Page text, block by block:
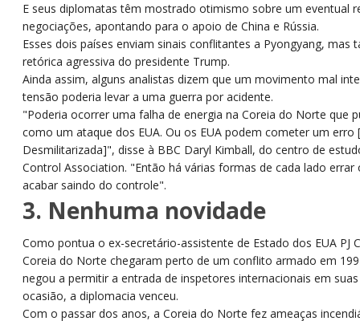
E seus diplomatas têm mostrado otimismo sobre um eventual
negociações, apontando para o apoio de China e Rússia.
Esses dois países enviam sinais conflitantes a Pyongyang, mas
retórica agressiva do presidente Trump.
Ainda assim, alguns analistas dizem que um movimento mal
tensão poderia levar a uma guerra por acidente.
"Poderia ocorrer uma falha de energia na Coreia do Norte que
como um ataque dos EUA. Ou os EUA podem cometer um erro
Desmilitarizada]", disse à BBC Daryl Kimball, do centro de
Control Association. "Então há várias formas de cada lado errar
acabar saindo do controle".
3. Nenhuma novidade
Como pontua o ex-secretário-assistente de Estado dos EUA PJ
Coreia do Norte chegaram perto de um conflito armado em
negou a permitir a entrada de inspetores internacionais em
ocasião, a diplomacia venceu.
Com o passar dos anos, a Coreia do Norte fez ameaças